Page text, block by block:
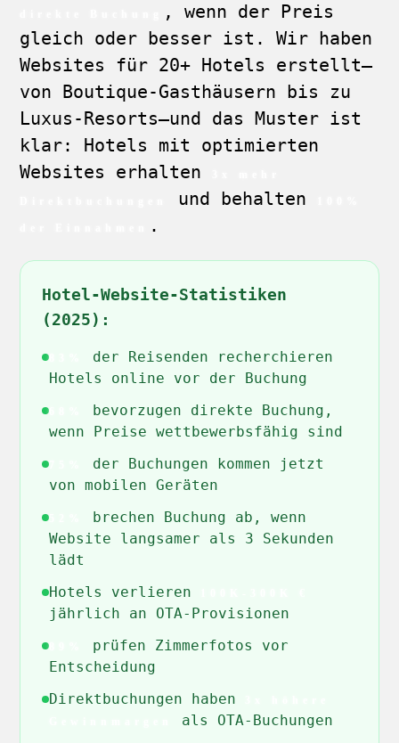
, wenn der Preis
gleich oder besser ist. Wir haben
Websites für 20+ Hotels erstellt—
von Boutique-Gasthäusern bis zu
Luxus-Resorts—und das Muster ist
klar: Hotels mit optimierten
Websites erhalten
und behalten
.
Hotel-Website-Statistiken
(2025):
der Reisenden recherchieren
Hotels online vor der Buchung
bevorzugen direkte Buchung,
wenn Preise wettbewerbsfähig sind
der Buchungen kommen jetzt
von mobilen Geräten
brechen Buchung ab, wenn
Website langsamer als 3 Sekunden
lädt
Hotels verlieren
jährlich an OTA-Provisionen
prüfen Zimmerfotos vor
Entscheidung
Direktbuchungen haben
als OTA-Buchungen